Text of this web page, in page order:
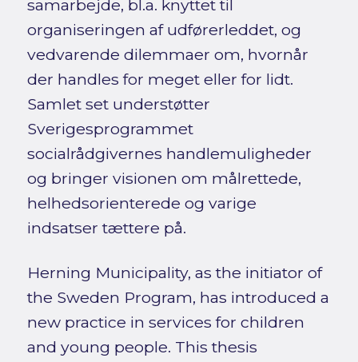
samarbejde, bl.a. knyttet til
organiseringen af udførerleddet, og
vedvarende dilemmaer om, hvornår
der handles for meget eller for lidt.
Samlet set understøtter
Sverigesprogrammet
socialrådgivernes handlemuligheder
og bringer visionen om målrettede,
helhedsorienterede og varige
indsatser tættere på.
Herning Municipality, as the initiator of
the Sweden Program, has introduced a
new practice in services for children
and young people. This thesis